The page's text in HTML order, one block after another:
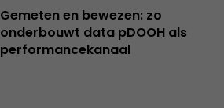
Gemeten en bewezen: zo
onderbouwt data pDOOH als
performancekanaal